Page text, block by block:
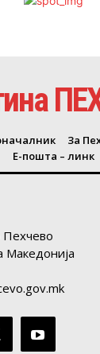
За
Е-пошта – линк
Пехчево
Македонија